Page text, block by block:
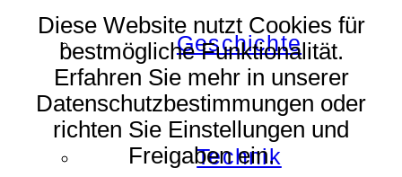
Geschichte
Technik
Diese Website nutzt Cookies für
bestmögliche Funktionalität.
Erfahren Sie mehr in unserer
Datenschutzbestimmungen oder
richten Sie Einstellungen und
Freigaben ein.